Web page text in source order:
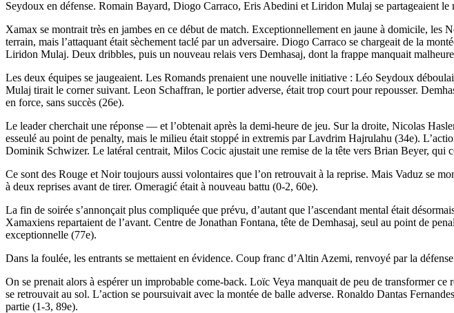
Seydoux en défense. Romain Bayard, Diogo Carraco, Eris Abedini et Liridon Mulaj se partageaient
Xamax se montrait très en jambes en ce début de match. Exceptionnellement en jaune à domicile,
terrain, mais l’attaquant était sèchement taclé par un adversaire. Diogo Carraco se chargeait de la
Liridon Mulaj. Deux dribbles, puis un nouveau relais vers Demhasaj, dont la frappe manquait
Les deux équipes se jaugeaient. Les Romands prenaient une nouvelle initiative : Léo Seydoux
Mulaj tirait le corner suivant. Leon Schaffran, le portier adverse, était trop court pour repousser.
en force, sans succès (26e).
Le leader cherchait une réponse — et l’obtenait après la demi-heure de jeu. Sur la droite, Nicolas
esseulé au point de penalty, mais le milieu était stoppé in extremis par Lavdrim Hajrulahu (34e).
Dominik Schwizer. Le latéral centrait, Milos Cocic ajustait une remise de la tête vers Brian Beyer,
Ce sont des Rouge et Noir toujours aussi volontaires que l’on retrouvait à la reprise. Mais Vaduz se
à deux reprises avant de tirer. Omeragić était à nouveau battu (0-2, 60e).
La fin de soirée s’annonçait plus compliquée que prévu, d’autant que l’ascendant mental était
Xamaxiens repartaient de l’avant. Centre de Jonathan Fontana, tête de Demhasaj, seul au point de
exceptionnelle (77e).
Dans la foulée, les entrants se mettaient en évidence. Coup franc d’Altin Azemi, renvoyé par la
On se prenait alors à espérer un improbable come-back. Loïc Veya manquait de peu de transformer
se retrouvait au sol. L’action se poursuivait avec la montée de balle adverse. Ronaldo Dantas
partie (1-3, 89e).